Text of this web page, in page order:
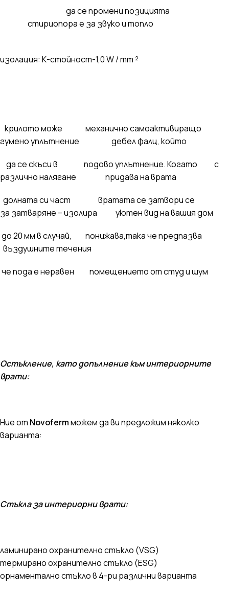
да се промени позицията
стириопора е за звуко и топло
изолация: К-стойност-1,0 W / mm ²
крилото може механично самоактивиращо
гумено уплътнение дебел фалц, който
да се скъси в подово уплътнение. Когато с
различно налягане придава на врата
долната си част вратата се затвори се
за затваряне – изолира уютен вид на вашия дом
до 20 мм в случай, понижава,така че предпазва
въздушните течения
че пода е неравен помещението от студ и шум
Остъкление, като допълнение към интериорните
врати:
Ние от Novofermможем да ви предложим няколко
варианта:
Стъкла за интериорни врати:
ламинирано охранително стъкло (VSG)
термирано охранително стъкло (ESG)
орнаментално стъкло в 4-ри различни варианта